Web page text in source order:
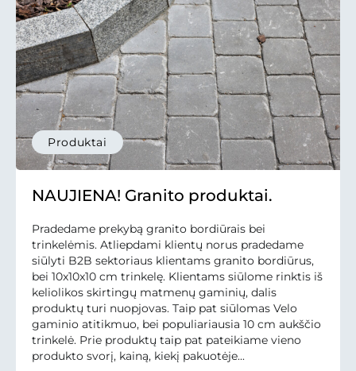
Produktai
NAUJIENA! Granito produktai.
Pradedame prekybą granito bordiūrais bei
trinkelėmis. Atliepdami klientų norus pradedame
siūlyti B2B sektoriaus klientams granito bordiūrus,
bei 10x10x10 cm trinkelę. Klientams siūlome rinktis iš
keliolikos skirtingų matmenų gaminių, dalis
produktų turi nuopjovas. Taip pat siūlomas Velo
gaminio atitikmuo, bei populiariausia 10 cm aukščio
trinkelė. Prie produktų taip pat pateikiame vieno
produkto svorį, kainą, kiekį pakuotėje...